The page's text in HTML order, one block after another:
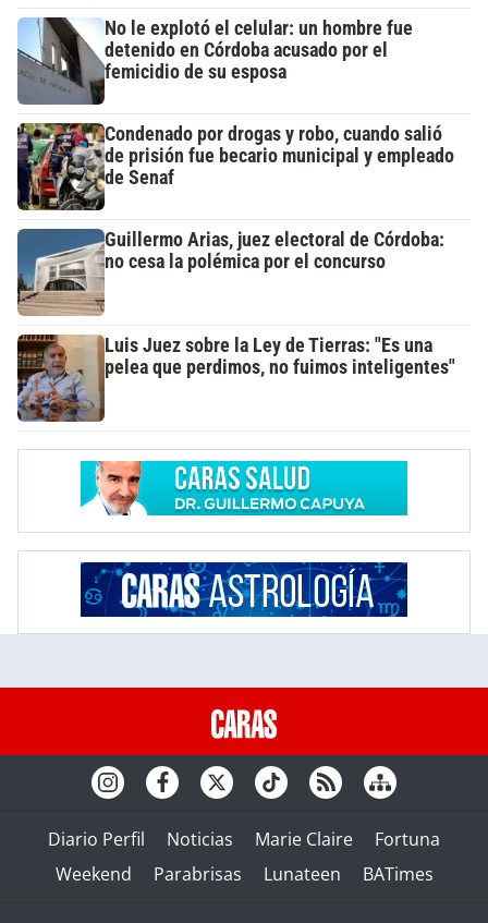
No le explotó el celular: un hombre fue
detenido en Córdoba acusado por el
femicidio de su esposa
Condenado por drogas y robo, cuando salió
de prisión fue becario municipal y empleado
de Senaf
Guillermo Arias, juez electoral de Córdoba:
no cesa la polémica por el concurso
Luis Juez sobre la Ley de Tierras: "Es una
pelea que perdimos, no fuimos inteligentes"
Diario Perfil Noticias Marie Claire
Fortuna
Weekend
Parabrisas Lunateen BATimes